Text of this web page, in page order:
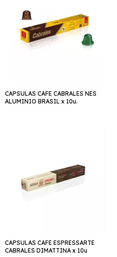
CAPSULAS CAFE CABRALES NES
ALUMINIO BRASIL x 10u.
CAPSULAS CAFE ESPRESSARTE
CABRALES DIMATTINA x 10u